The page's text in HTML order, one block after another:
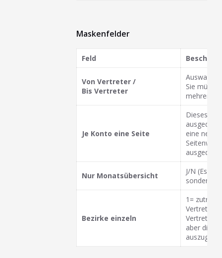
Maskenfelder
Feld
Von Vertreter /
Bis Vertreter
Auswahl
Sie
mehrere
Je Konto eine Seite
Dieses
eine neue
Nur Monatsübersicht
J/N (Es
sondern
Bezirke einzeln
1=
Vertreter
Vertreter
aber die